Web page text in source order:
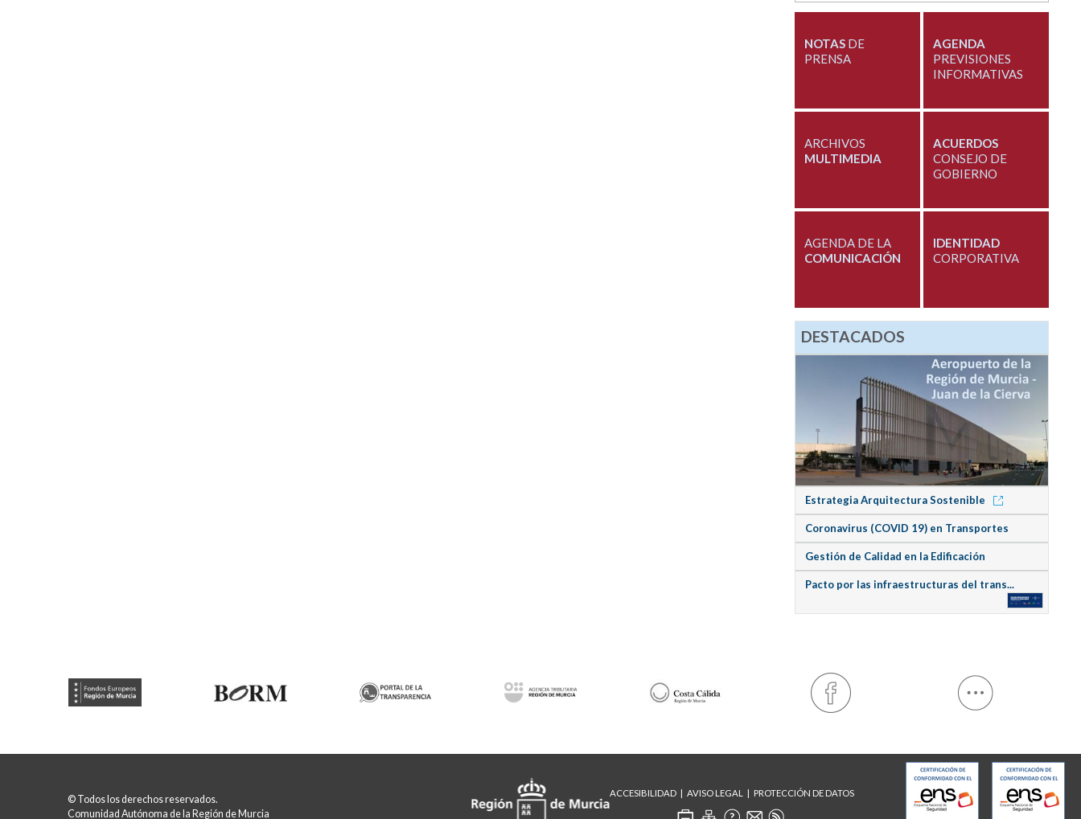
NOTASDE
PRENSA
AGENDA
PREVISIONES
INFORMATIVAS
ARCHIVOS
MULTIMEDIA
ACUERDOS
CONSEJO DE
GOBIERNO
AGENDA DE LA
COMUNICACIÓN
IDENTIDAD
CORPORATIVA
DESTACADOS
Estrategia Arquitectura Sostenible
Coronavirus (COVID 19) en Transportes
Gestión de Calidad en la Edificación
Pacto por las infraestructuras del trans...
© Todos los derechos reservados.
Comunidad Autónoma de la Región de Murcia
ACCESIBILIDAD AVISO LEGAL PROTECCIÓN DE DATOS